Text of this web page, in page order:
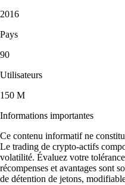
2016
Pays
90
Utilisateurs
150 M
Informations importantes
Ce contenu informatif ne
Le trading de crypto-actifs
volatilité. Évaluez votre
récompenses et avantages sont
de détention de jetons,